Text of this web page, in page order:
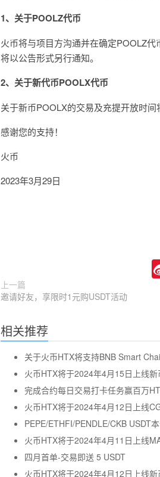
1、关于POOLZ代币
火币将与项目方沟通并在确定POOLZ
将以公告形式另行通知。
2、关于新代币POOLX代币
关于新币POOLX的交易及充提开放时间
感谢您的支持！
火币
2023年3月29日
上一篇
邀请好友，享限时1元购USDT活动
相关推荐
关于火币HTX将支持BNB Smart
火币HTX将于2024年4月15日上线
完成合约每日交易打卡任务赢百万
火币HTX将于2024年4月12日上线
PEPE/ETHFI/PENDLE/CKB USDT
火币HTX将于2024年4月11日上线
四月首单-交易即送 5 USDT
火币HTX将于2024年4月12日上线